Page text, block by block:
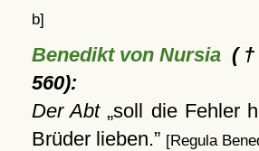
b]
Benedikt von Nursia(†
560):
Der Abt
soll die Fehler
Brüder lieben.
[Regula